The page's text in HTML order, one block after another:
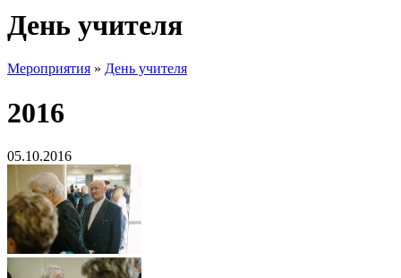
День учителя
Мероприятия » День учителя
2016
05.10.2016